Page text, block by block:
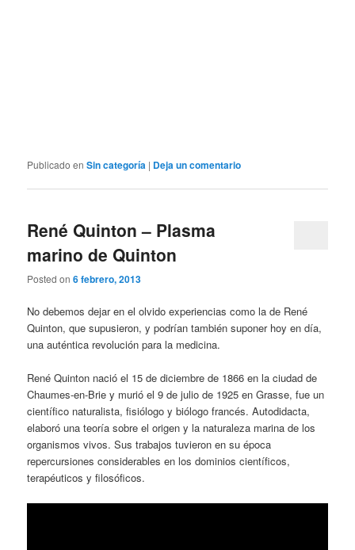
Publicado en Sin categoría | Deja un comentario
René Quinton – Plasma
marino de Quinton
Posted on6 febrero, 2013
No debemos dejar en el olvido experiencias como la de René
Quinton, que supusieron, y podrían también suponer hoy en día,
una auténtica revolución para la medicina.
René Quinton nació el 15 de diciembre de 1866 en la ciudad de
Chaumes-en-Brie y murió el 9 de julio de 1925 en Grasse, fue un
científico naturalista, fisiólogo y biólogo francés. Autodidacta,
elaboró una teoría sobre el origen y la naturaleza marina de los
organismos vivos. Sus trabajos tuvieron en su época
repercursiones considerables en los dominios científicos,
terapéuticos y filosóficos.